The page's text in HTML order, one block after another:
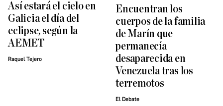
Así estará el cielo en
Galicia el día del
eclipse, según la
AEMET
Raquel Tejero
Encuentran los
cuerpos de la familia
de Marín que
permanecía
desaparecida en
Venezuela tras los
terremotos
El Debate